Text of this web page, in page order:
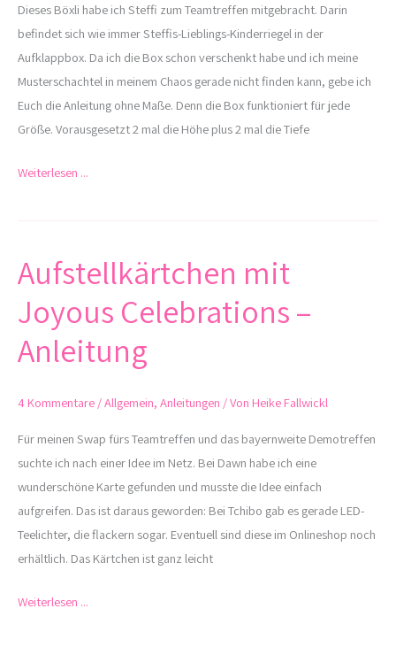
Dieses Böxli habe ich Steffi zum Teamtreffen mitgebracht. Darin
befindet sich wie immer Steffis-Lieblings-Kinderriegel in der
Aufklappbox. Da ich die Box schon verschenkt habe und ich meine
Musterschachtel in meinem Chaos gerade nicht finden kann, gebe ich
Euch die Anleitung ohne Maße. Denn die Box funktioniert für jede
Größe. Vorausgesetzt 2 mal die Höhe plus 2 mal die Tiefe
Anleitung
Weiterlesen ...
Aufstellkärtchen mit
Joyous Celebrations –
Anleitung
4 Kommentare /Allgemein, Anleitungen / Von Heike Fallwickl
Für meinen Swap fürs Teamtreffen und das bayernweite Demotreffen
suchte ich nach einer Idee im Netz. Bei Dawn habe ich eine
wunderschöne Karte gefunden und musste die Idee einfach
aufgreifen. Das ist daraus geworden: Bei Tchibo gab es gerade LED-
Teelichter, die flackern sogar. Eventuell sind diese im Onlineshop noch
erhältlich. Das Kärtchen ist ganz leicht
Aufstellkärtchen
mit
Joyous
Celebrations
–
Weiterlesen ...